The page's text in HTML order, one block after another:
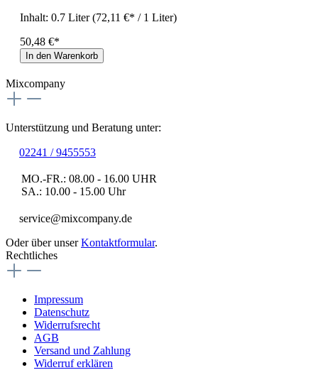
Inhalt: 0.7 Liter(72,11 €* / 1 Liter)
50,48 €*
In den Warenkorb
Mixcompany
Unterstützung und Beratung unter:
02241 / 9455553
MO.-FR.: 08.00 - 16.00 UHR
SA.: 10.00 - 15.00 Uhr
service@mixcompany.de
Oder über unserKontaktformular.
Rechtliches
Impressum
Datenschutz
Widerrufsrecht
AGB
Versand und Zahlung
Widerruf erklären